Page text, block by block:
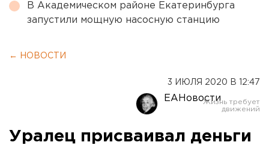
В Академическом районе Екатеринбурга
запустили мощную насосную станцию
← НОВОСТИ
3 ИЮЛЯ 2020 В 12:47
ЕАНовости
Уралец присваивал деньги